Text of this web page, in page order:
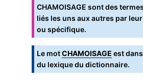
CHAMOISAGE sont des
liés les uns aux autres par
ou spécifique.
Le motCHAMOISAGE est
du lexique du dictionnaire.